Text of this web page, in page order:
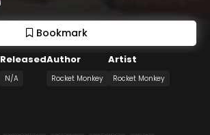
Bookmark
Released
N/A
Author
Rocket Monkey
Artist
Rocket Monkey